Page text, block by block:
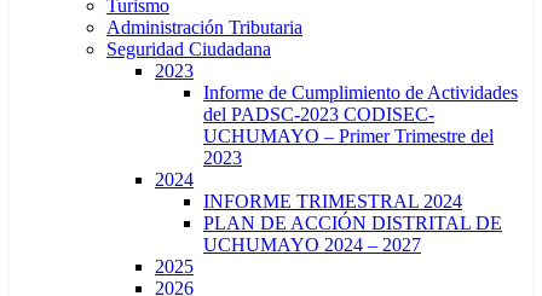
Turismo
Administración Tributaria
Seguridad Ciudadana
2023
Informe de Cumplimiento de Actividades
del PADSC-2023 CODISEC-
UCHUMAYO – Primer Trimestre del
2023
2024
INFORME TRIMESTRAL 2024
PLAN DE ACCIÓN DISTRITAL DE
UCHUMAYO 2024 – 2027
2025
2026